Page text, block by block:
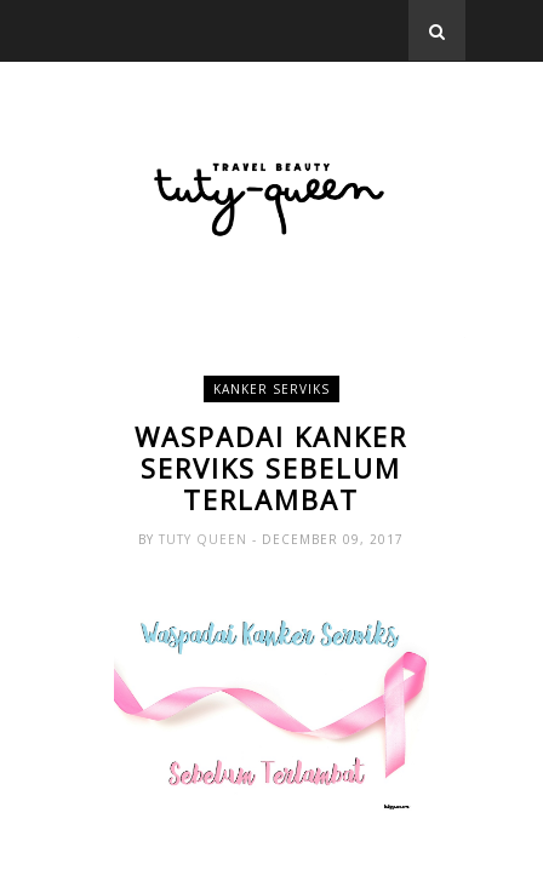
KANKER SERVIKS
WASPADAI KANKER
SERVIKS SEBELUM
TERLAMBAT
BYTUTY QUEEN- DECEMBER 09, 2017